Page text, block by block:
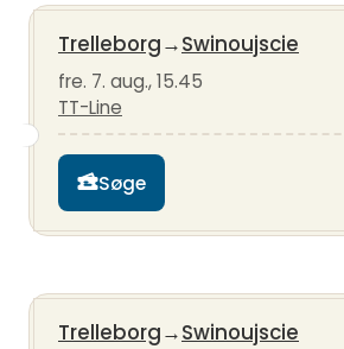
Trelleborg→Swinoujscie
fre. 7. aug., 15.45
TT-Line
Søge
Trelleborg→Swinoujscie